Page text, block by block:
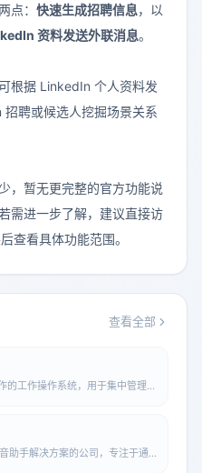
点： 快速生成招聘信息，以
资料发送外联消息。
根据 LinkedIn 个人资料发
聘或候选人挖掘场景关系
，暂无更完整的官方功能说
需进一步了解，建议直接访
查看具体功能范围。
查看全部
的工作操作系统，用于集中管理人
助手解决方案的公司，专注于通